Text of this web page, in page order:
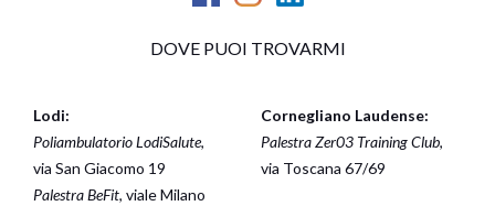
DOVE PUOI TROVARMI
Lodi:
Poliambulatorio LodiSalute,
via San Giacomo 19
Palestra BeFit, viale Milano
Cornegliano Laudense:
Palestra Zer03 Training Club,
via Toscana 67/69